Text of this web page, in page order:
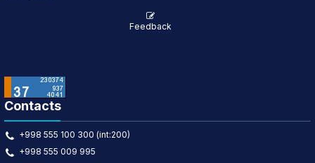
Feedback
Contacts
+998 555 100 300 (int:200)
+998 555 009 995